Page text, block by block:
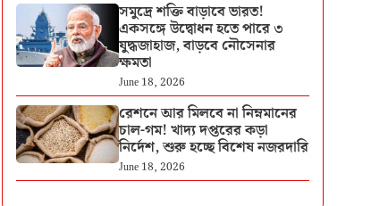
সমুদ্রে শক্তি বাড়াবে ভারত!
একসঙ্গে উদ্বোধন হতে পারে ৩
যুদ্ধজাহাজ, বাড়বে নৌসেনার
ক্ষমতা
June 18, 2026
রেশনে আর মিলবে না নিম্নমানের
চাল-গম! খাদ্য দপ্তরের কড়া
নির্দেশ, শুরু হচ্ছে বিশেষ নজরদারি
June 18, 2026